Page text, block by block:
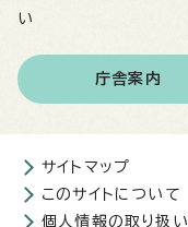
い
庁舎案内
サイトマップ
このサイトについて
個人情報の取り扱い